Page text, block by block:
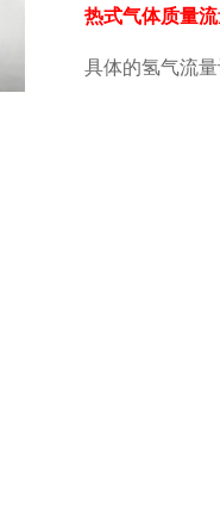
热式气体质量
具体的氢气流量